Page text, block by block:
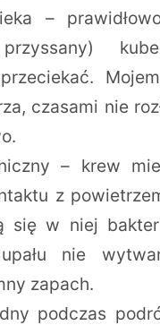
–
czasami nie
– krew
z
się w niej
nie
zapach.
podczas